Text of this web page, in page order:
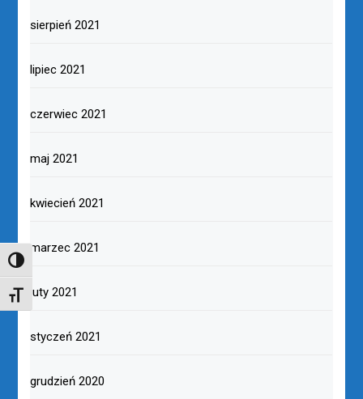
TOGGLE HIGH CONTRAST
TOGGLE FONT SIZE
sierpień 2021
lipiec 2021
czerwiec 2021
maj 2021
kwiecień 2021
marzec 2021
luty 2021
styczeń 2021
grudzień 2020